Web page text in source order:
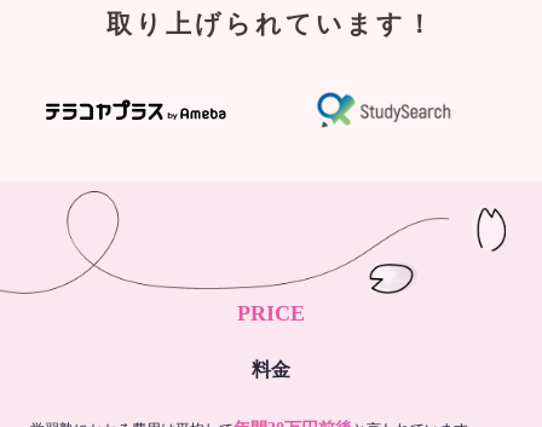
取り上げられています！
PRICE
料金